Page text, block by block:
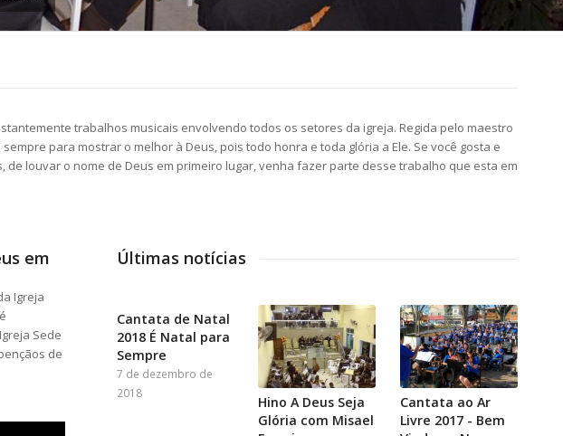
trabalhos musicais envolvendo todos os setores da igreja. Regida pelo maestro
para mostrar o melhor à Deus, pois todo honra e toda glória a Ele. Se você gosta e
de louvar o nome de Deus em primeiro lugar, venha fazer parte desse trabalho que esta em
em
Igreja
Sede
de
Últimas notícias
Cantata de Natal
2018 É Natal para
Sempre
7 de dezembro de
2018
Hino A Deus Seja
Glória com Misael
Cantata ao Ar
Livre 2017 - Bem